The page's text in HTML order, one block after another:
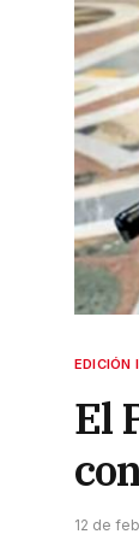
EDICIÓN
El
12 de